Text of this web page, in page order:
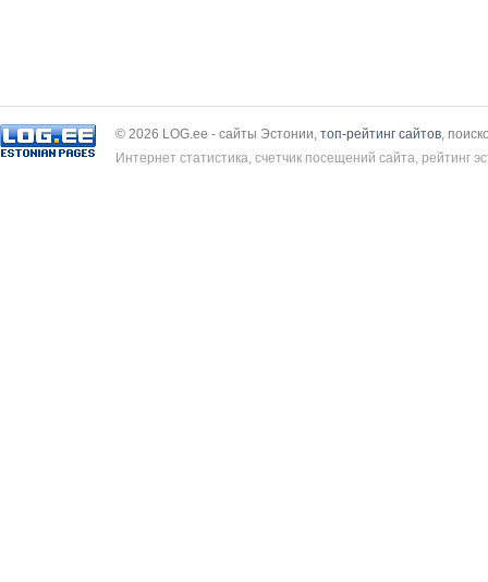
© 2026 LOG.ee - сайты Эстонии, топ-рейтинг сайтов ,
Интернет статистика, счетчик посещений сайта, рейтинг